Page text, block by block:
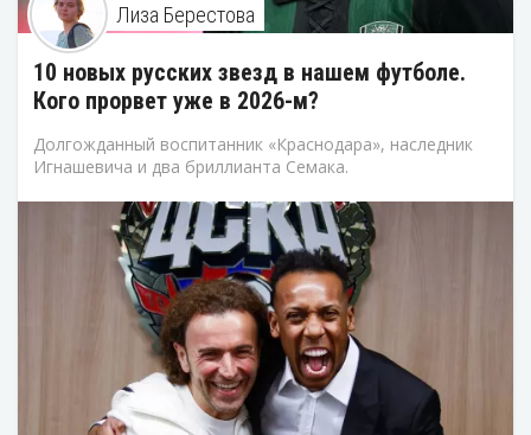
Лиза Берестова
10 новых русских звезд в нашем футболе.
Кого прорвет уже в 2026-м?
Долгожданный воспитанник «Краснодара», наследник
Игнашевича и два бриллианта Семака.